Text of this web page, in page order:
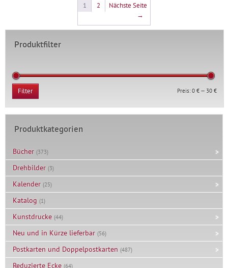
1 2
Nächste Seite
→
Produktfilter
Min.
Max.
Filter Preis:0 € — 30 €
Produktkategorien
Bücher (373)
Drehbilder (3)
Kalender (25)
Katalog (1)
Kunstdrucke (44)
Neu und in Kürze lieferbar (56)
Postkarten und Doppelpostkarten (487)
Reduzierte Ecke (64)